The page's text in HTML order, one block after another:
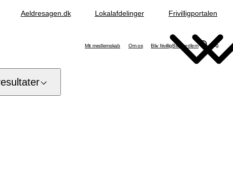
Aeldresagen.dk Lokalafdelinger Frivilligportalen
Mit medlemskab Om os Bliv frivilligBliv medlem Søg